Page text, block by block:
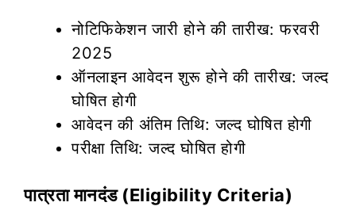
नोटिफिकेशन जारी होने की तारीख: फरवरी
2025
ऑनलाइन आवेदन शुरू होने की तारीख: जल्द
घोषित होगी
आवेदन की अंतिम तिथि: जल्द घोषित होगी
परीक्षा तिथि: जल्द घोषित होगी
पात्रता मानदंड (Eligibility Criteria)